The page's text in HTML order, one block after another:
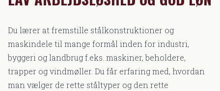
Du lærer at fremstille stålkonstruktioner og
maskindele til mange formål inden for industri,
byggeri og landbrug f.eks. maskiner, beholdere,
trapper og vindmøller. Du får erfaring med, hvordan
man vælger de rette ståltyper og den rette